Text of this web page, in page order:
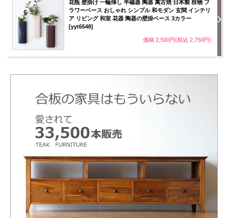
花瓶 壁掛け 一輪挿し 半磁器 陶器 萬古焼 日本製 枝物 フ
ラワーベース おしゃれ シンプル 和モダン 玄関 インテリ
ア リビング 和室 花器 陶器の壁掛ベース 3カラー
[yyt6548]
価格:2,500円(税込 2,750円)